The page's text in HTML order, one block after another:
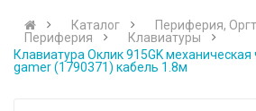
Каталог
Периферия,
Периферия
Клавиатуры
Клавиатура Оклик 915GK
gamer (1790371) кабель 1.8м